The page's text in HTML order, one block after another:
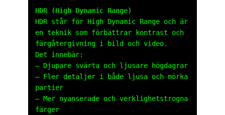
HDR (High Dynamic Range)
HDR står för High Dynamic Range och är
en teknik som förbättrar kontrast och
färgåtergivning i bild och video.
Det innebär:
– Djupare svärta och ljusare högdagrar
– Fler detaljer i både ljusa och mörka
partier
– Mer nyanserade och verklighetstrogna
färger